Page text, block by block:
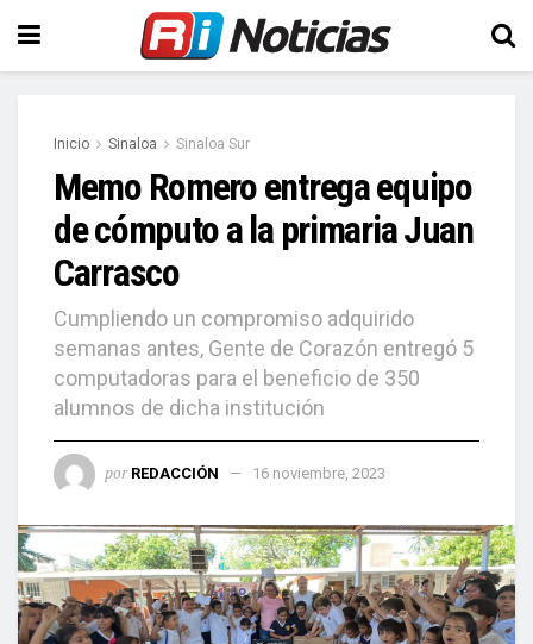
Inicio Sinaloa Sinaloa Sur
Memo Romero entrega equipo
de cómputo a la primaria Juan
Carrasco
Cumpliendo un compromiso adquirido
semanas antes, Gente de Corazón entregó 5
computadoras para el beneficio de 350
alumnos de dicha institución
por REDACCIÓN 16 noviembre, 2023